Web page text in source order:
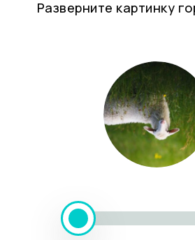
Разверните картинку